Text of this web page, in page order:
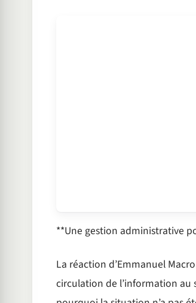
**Une gestion administrative
La réaction d’Emmanuel
circulation de l’information au